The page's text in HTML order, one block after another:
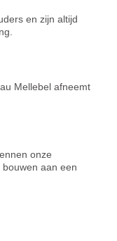
en zijn altijd
Mellebel afneemt
onze
aan een